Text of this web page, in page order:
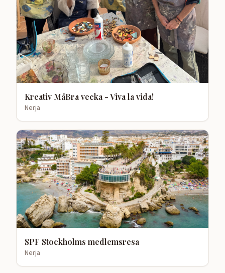
Kreativ MåBra vecka - Viva la vida!
Nerja
SPF Stockholms medlemsresa
Nerja